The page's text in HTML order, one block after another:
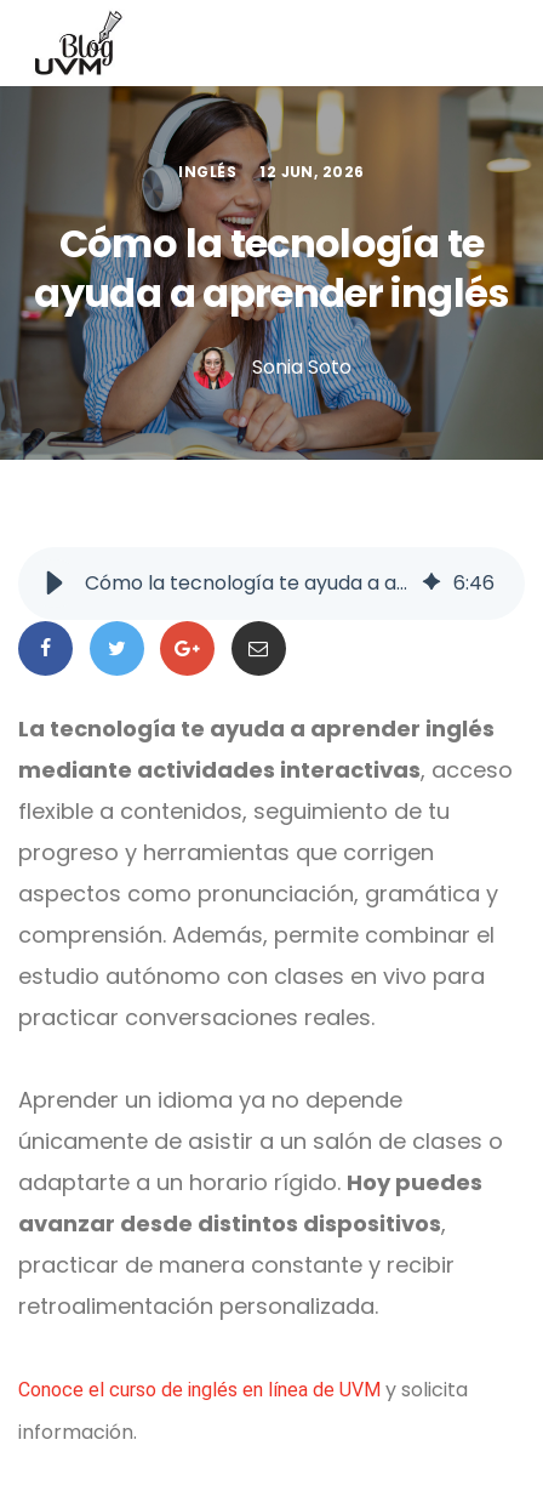
INGLÉS 12 JUN, 2026
Cómo la tecnología te
ayuda a aprender inglés
Sonia Soto
Cómo la tecnología te ayuda a aprender inglés | Blog UVM 6:46
La tecnología te ayuda a aprender inglés
mediante actividades interactivas, acceso
flexible a contenidos, seguimiento de tu
progreso y herramientas que corrigen
aspectos como pronunciación, gramática y
comprensión. Además, permite combinar el
estudio autónomo con clases en vivo para
practicar conversaciones reales.
Aprender un idioma ya no depende
únicamente de asistir a un salón de clases o
adaptarte a un horario rígido. Hoy puedes
avanzar desde distintos dispositivos,
practicar de manera constante y recibir
retroalimentación personalizada.
Conoce el curso de inglés en línea de UVM y solicita
información.